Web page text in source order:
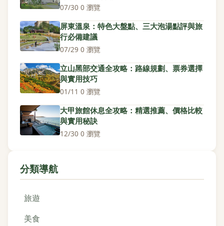
07/30·0 瀏覽
屏東溫泉：特色大盤點、三大泡湯點評與旅
行必備建議
07/29·0 瀏覽
立山黑部交通全攻略：路線規劃、票券選擇
與實用技巧
01/11 ·0 瀏覽
大甲旅館休息全攻略：精選推薦、價格比較
與實用秘訣
12/30·0 瀏覽
分類導航
旅遊
美食